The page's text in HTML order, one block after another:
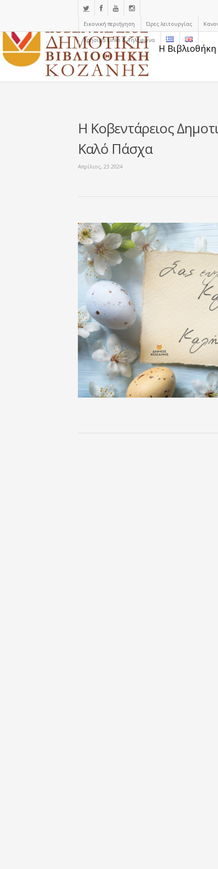
Εικονική περιήγηση Ώρες λειτουργίας
Χρήσιμα Links & Τηλέφωνα
Η
Η Κοβεντάρειος
Καλό Πάσχα
Απρίλιος, 23 2024